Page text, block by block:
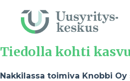
Tiedolla kohti
Nakkilassa toimiva Knobbi